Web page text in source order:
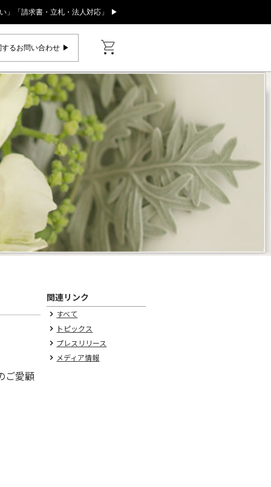
」「請求書・立札・法人対応」 ▶
するお問い合わせ ▶︎ shopping_cart
ご愛顧
関連リンク
keyboard_arrow_right すべて
keyboard_arrow_right トピックス
keyboard_arrow_right プレスリリース
keyboard_arrow_right メディア情報